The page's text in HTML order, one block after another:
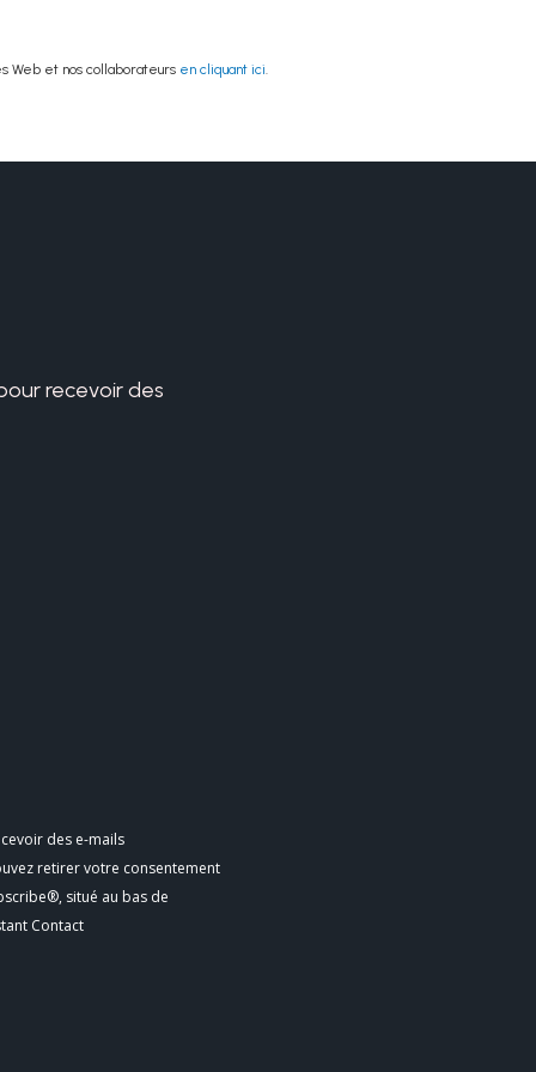
et nos collaborateurs en cliquant ici.
recevoir des
des e-mails
retirer votre consentement
situé au bas de
Contact